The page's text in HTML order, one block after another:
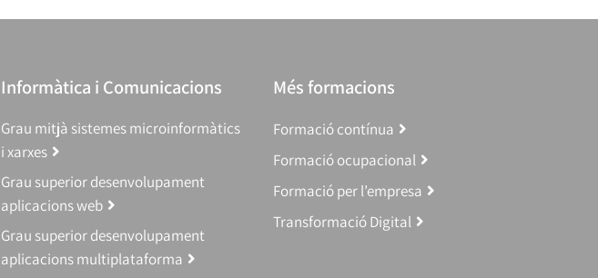
Informàtica i Comunicacions
Grau mitjà sistemes microinformàtics
i xarxes
Grau superior desenvolupament
aplicacions web
Grau superior desenvolupament
aplicacions multiplataforma
Més formacions
Formació contínua
Formació ocupacional
Formació per l’empresa
Transformació Digital